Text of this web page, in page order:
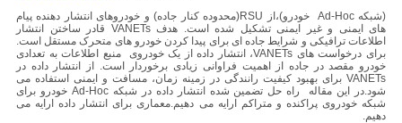
(شبکه Ad-Hoc خودرو)،از RSU(محدوده کنار جاده) و خودروهای انتشار دهنده پیام
های ایمنی و غیر ایمنی تشکیل شده است. هدف VANETs قادر ساختن انتشار
اطلاعات ترافیکی و شرایط جاده ای برای پیدا کردن خودرو های متحرک مستقل است.
برای درخواست های VANETs، انتشار داده از یک خودروی منبع اطلاعات به تعدادی
خودرو مقصد در جاده از اهمیت فراوانی زیادی برخوردار است. از انتشار داده در
VANETs برای بهبود کیفیت رانندگی در زمینه زمان، مسافت و ایمنی استفاده می
شود.در این مقاله راه حل تضمین شده انتشار داده در شبکه Ad-Hoc خودرو برای
شبکه خودروی پراکنده و متراکم ارایه می دهیم.معماری برای انتشار داده ارایه می
دهیم.